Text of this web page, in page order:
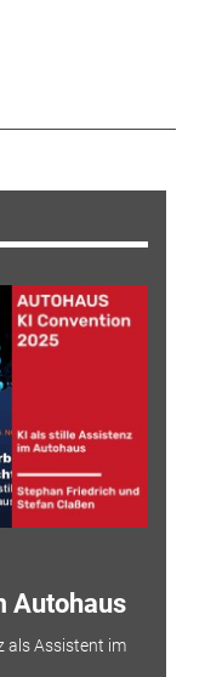
Autohaus
als Assistent im